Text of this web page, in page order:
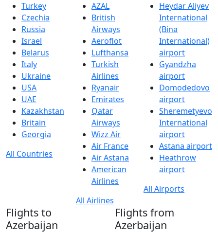
Turkey
Czechia
Russia
Israel
Belarus
Italy
Ukraine
USA
UAE
Kazakhstan
Britain
Georgia
All Countries
AZAL
British
Airways
Aeroflot
Lufthansa
Turkish
Airlines
Ryanair
Emirates
Qatar
Airways
Wizz Air
Air France
Air Astana
American
Airlines
All Airlines
Heydar Aliyev
International
(Bina
International)
airport
Gyandzha
airport
Domodedovo
airport
Sheremetyevo
International
airport
Astana airport
Heathrow
airport
All Airports
Flights to
Azerbaijan
Flights from
Azerbaijan